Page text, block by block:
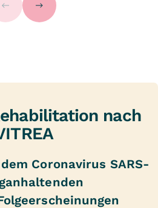
nach
Coronavirus SARS-